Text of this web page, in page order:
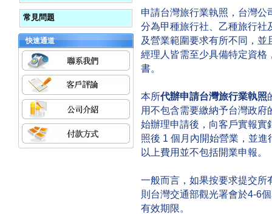
常見問題
快速通道
申請台灣旅行業執照，台灣
分為甲種旅行社、乙種旅行社
及營業範圍要求有所不同，
經理人皆需至少具備特定資格
書。
本所代辦申請台灣旅行業執照
用不包含需要繳納予台灣政
始辦理申請後，向客戶實報實
照後 1 個月內開始營業，並
以上費用並不包括開業申報。
一般而言，如果按要求提交所
則台灣交通部觀光署會於4-6
有效期限。